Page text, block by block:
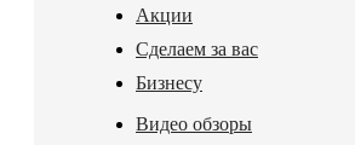
Акции
Сделаем за вас
Бизнесу
Видео обзоры